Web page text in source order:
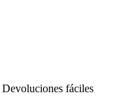
Devoluciones fáciles